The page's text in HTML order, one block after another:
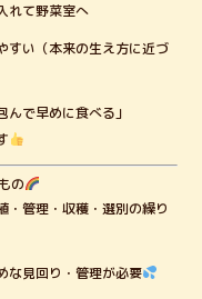
れて野菜室へ
すい（本来の生え方に近づ
んで早めに食べる」
の
・管理・収穫・選別の繰り
な見回り・管理が必要